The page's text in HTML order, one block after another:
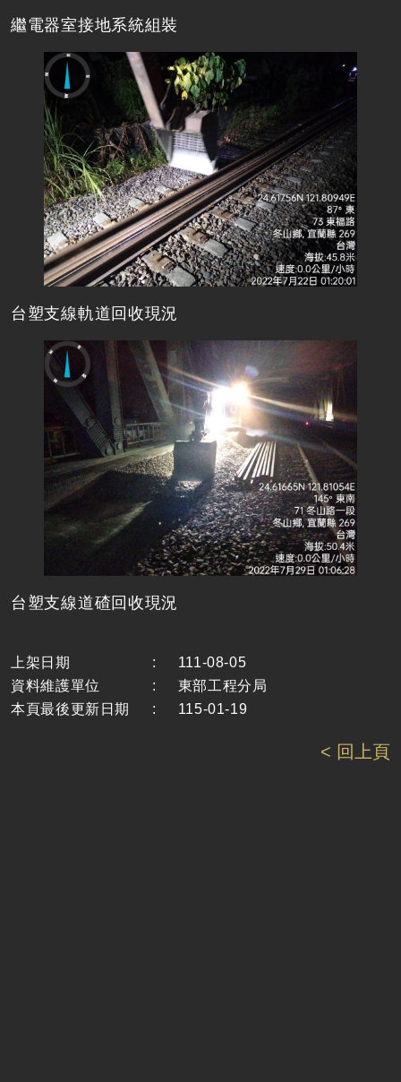
繼電器室接地系統組裝
台塑支線軌道回收現況
台塑支線道碴回收現況
上架日期 :
111-08-05
資料維護單位
:
東部工程分局
本頁最後更新日期
: 115-01-19
< 回上頁